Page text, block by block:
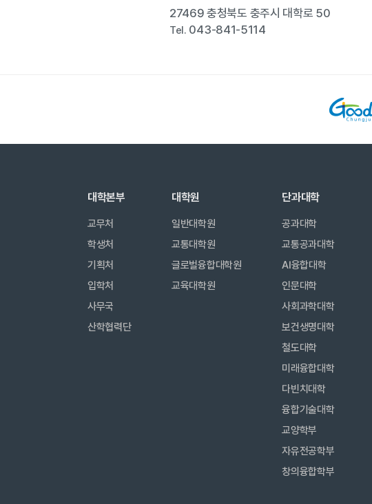
27469 충청북도 충주시 대학로 50
Tel. 043-841-5114
대학본부
교무처
학생처
기획처
입학처
사무국
산학협력단
대학원
일반대학원
교통대학원
글로벌융합대학원
교육대학원
단과대학
공과대학
교통공과대학
AI융합대학
인문대학
사회과학대학
보건생명대학
철도대학
미래융합대학
다빈치대학
융합기술대학
교양학부
자유전공학부
창의융합학부